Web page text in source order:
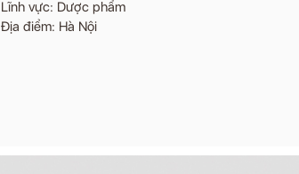
Lĩnh vực: Dược phẩm
Địa điểm: Hà Nội